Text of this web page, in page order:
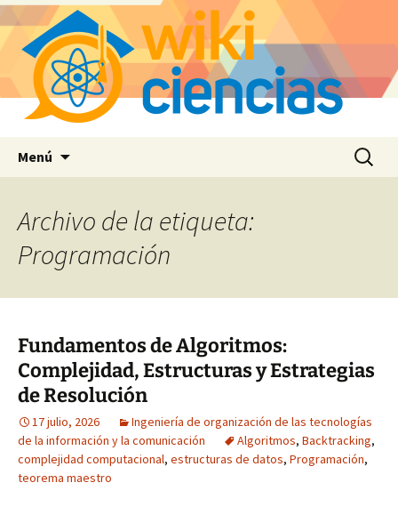
Menú Buscar:
Archivo de la etiqueta:
Programación
Fundamentos de Algoritmos:
Complejidad, Estructuras y Estrategias
de Resolución
17 julio, 2026
Ingeniería de organización de las tecnologías
de la información y la comunicación
Algoritmos, Backtracking,
complejidad computacional, estructuras de datos, Programación,
teorema maestro